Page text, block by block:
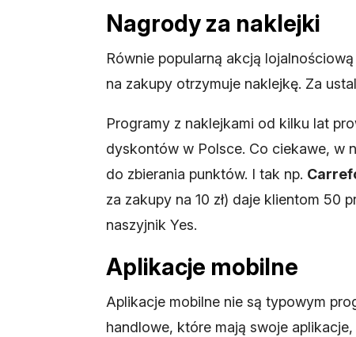
Nagrody za naklejki
Równie popularną akcją
na zakupy otrzymuje naklejkę. Za
Programy z naklejkami od kilku lat
dyskontów w Polsce. Co ciekawe, w
do zbierania punktów. I tak np.
za zakupy na 10 zł) daje klientom 50
naszyjnik Yes.
Aplikacje mobilne
Aplikacje mobilne nie są typowym
handlowe, które mają swoje